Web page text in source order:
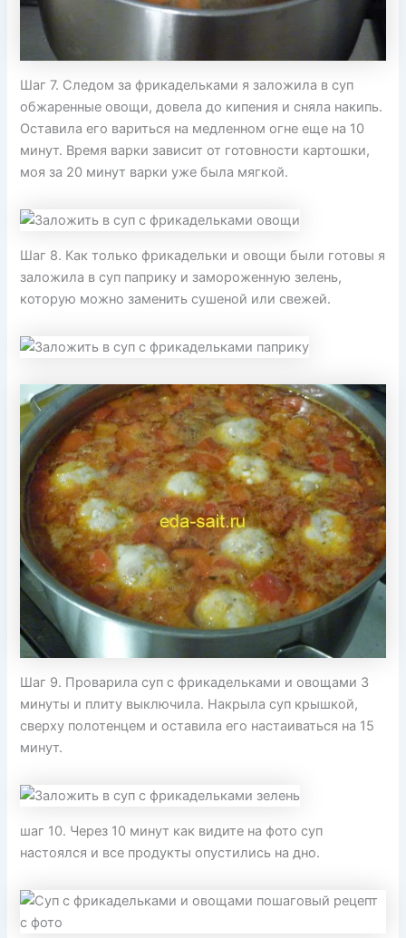
Шаг 7. Следом за фрикадельками я заложила в суп
обжаренные овощи, довела до кипения и сняла накипь.
Оставила его вариться на медленном огне еще на 10
минут. Время варки зависит от готовности картошки,
моя за 20 минут варки уже была мягкой.
Шаг 8. Как только фрикадельки и овощи были готовы я
заложила в суп паприку и замороженную зелень,
которую можно заменить сушеной или свежей.
Шаг 9. Проварила суп с фрикадельками и овощами 3
минуты и плиту выключила. Накрыла суп крышкой,
сверху полотенцем и оставила его настаиваться на 15
минут.
шаг 10. Через 10 минут как видите на фото суп
настоялся и все продукты опустились на дно.